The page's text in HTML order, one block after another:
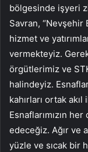
bölgesinde işyeri
Savran, “Nevşehir
hizmet ve
vermekteyiz.
örgütlerimiz ve
halindeyiz.
kahırları ortak
Esnaflarımızın
edeceğiz. Ağır ve
yüzle ve sıcak bir